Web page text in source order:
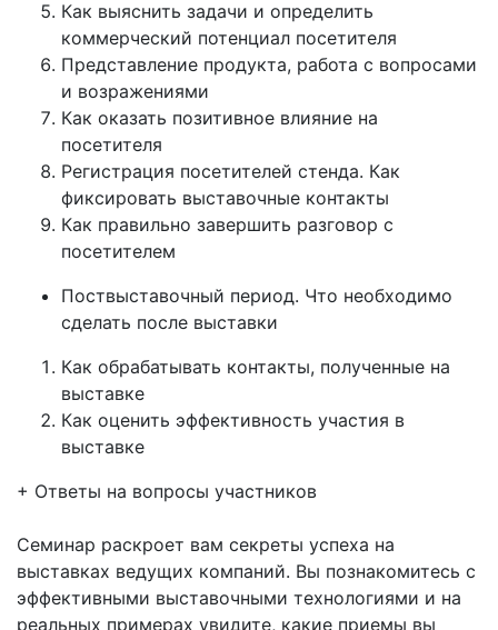
Как выяснить задачи и определить
коммерческий потенциал посетителя
Представление продукта, работа с вопросами
и возражениями
Как оказать позитивное влияние на
посетителя
Регистрация посетителей стенда. Как
фиксировать выставочные контакты
Как правильно завершить разговор с
посетителем
Поствыставочный период. Что необходимо
сделать после выставки
Как обрабатывать контакты, полученные на
выставке
Как оценить эффективность участия в
выставке
+ Ответы на вопросы участников
Семинар раскроет вам секреты успеха на
выставках ведущих компаний. Вы познакомитесь с
эффективными выставочными технологиями и на
реальных примерах увидите, какие приемы вы